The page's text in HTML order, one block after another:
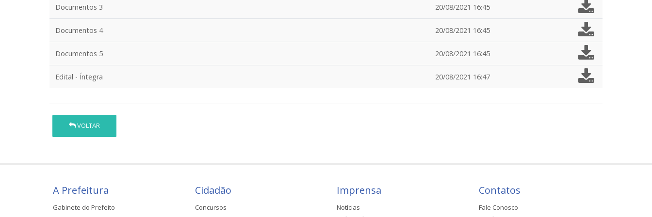
Documentos 3 20/08/2021 16:45
Documentos 4 20/08/2021 16:45
Documentos 5 20/08/2021 16:45
Edital - Íntegra 20/08/2021 16:47
VOLTAR
A Prefeitura
Gabinete do Prefeito
Cidadão
Concursos
Imprensa
Notícias
Contatos
Fale Conosco